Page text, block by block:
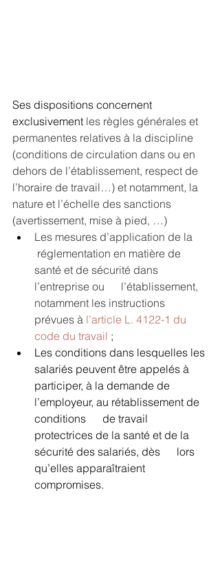
Ses dispositions concernent
exclusivement les règles générales et
permanentes relatives à la discipline
(conditions de circulation dans ou en
dehors de l’établissement, respect de
l’horaire de travail…) et notamment, la
nature et l’échelle des sanctions
(avertissement, mise à pied, …)
Les mesures d’application de la
réglementation en matière de
santé et de sécurité dans
l’entreprise ou      l’établissement,
notamment les instructions
prévues à l’article L. 4122-1 du
code du travail ;
Les conditions dans lesquelles les
salariés peuvent être appelés à
participer, à la demande de
l’employeur, au rétablissement de
conditions      de travail
protectrices de la santé et de la
sécurité des salariés, dès      lors
qu’elles apparaîtraient
compromises.